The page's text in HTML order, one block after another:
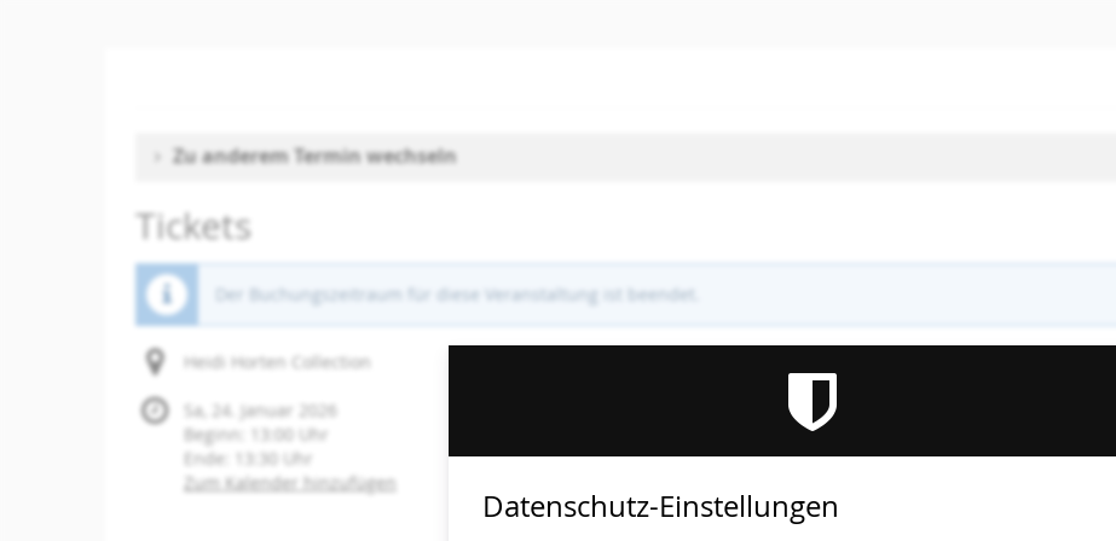
Zu anderem Termin wechseln
Tickets
Der Buchungszeitraum für diese Veranstaltung ist beendet.
Heidi Horten Collection
Sa, 24. Januar 2026
Beginn:
13:00
Uhr
Ende:
13:30
Uhr
Zum Kalender hinzufügen
Datenschutz-Einstellungen